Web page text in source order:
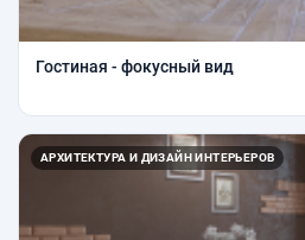
Гостиная - фокусный вид
АРХИТЕКТУРА И ДИЗАЙН ИНТЕРЬЕРОВ